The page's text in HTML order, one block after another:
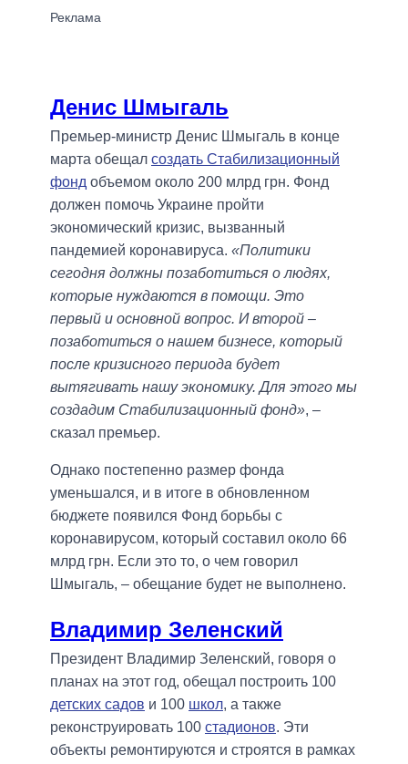
Денис Шмыгаль
Премьер-министр Денис Шмыгаль в конце
марта обещал создать Стабилизационный
фонд объемом около 200 млрд грн. Фонд
должен помочь Украине пройти
экономический кризис, вызванный
пандемией коронавируса. «Политики
сегодня должны позаботиться о людях,
которые нуждаются в помощи. Это
первый и основной вопрос. И второй –
позаботиться о нашем бизнесе, который
после кризисного периода будет
вытягивать нашу экономику. Для этого мы
создадим Стабилизационный фонд», –
сказал премьер.
Однако постепенно размер фонда
уменьшался, и в итоге в обновленном
бюджете появился Фонд борьбы с
коронавирусом, который составил около 66
млрд грн. Если это то, о чем говорил
Шмыгаль, – обещание будет не выполнено.
Владимир Зеленский
Президент Владимир Зеленский, говоря о
планах на этот год, обещал построить 100
детских садов и 100 школ, а также
реконструировать 100 стадионов. Эти
объекты ремонтируются и строятся в рамках